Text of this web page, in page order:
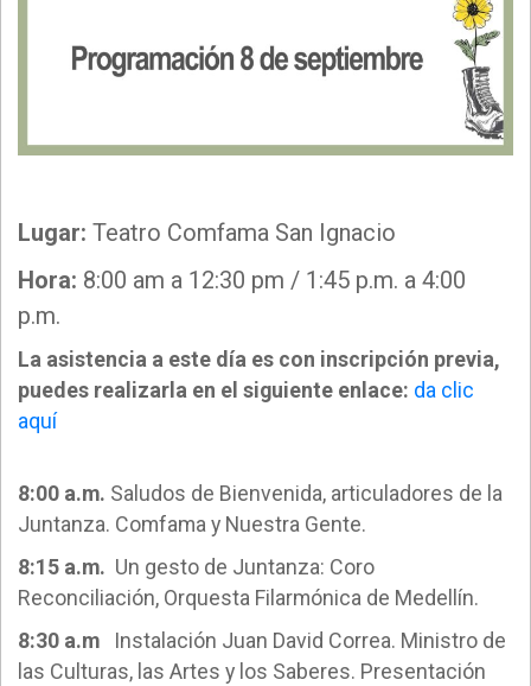
Lugar: Teatro Comfama San Ignacio
Hora: 8:00 am a 12:30 pm / 1:45 p.m. a 4:00
p.m.
La asistencia a este día es con inscripción previa,
puedes realizarla en el siguiente enlace: da clic
aquí
8:00 a.m. Saludos de Bienvenida, articuladores de la
Juntanza. Comfama y Nuestra Gente.
8:15 a.m. Un gesto de Juntanza: Coro
Reconciliación, Orquesta Filarmónica de Medellín.
8:30 a.m Instalación Juan David Correa. Ministro de
las Culturas, las Artes y los Saberes. Presentación